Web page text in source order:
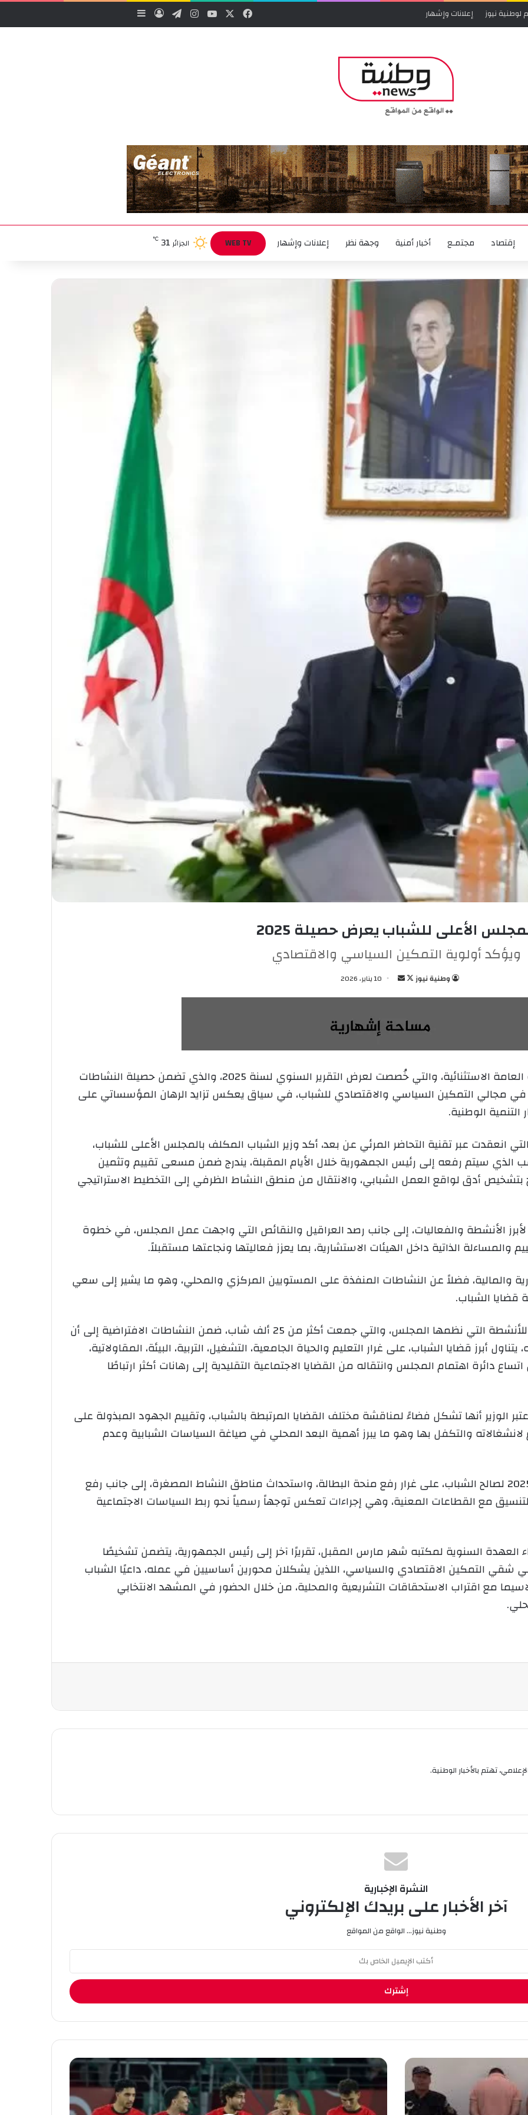
لوطنية نيوز إعلانات وإشهار فيسبوك ‫YouTubeانستقرامتيلقرامتسجيل الدخول
إقتصاد مجتمـع أخبار أمنية وجهة نظر إعلانات وإشهار WEB TV الجزائر 31
℃
الأعلى للشباب يعرض حصيلة 2025
ويؤكد أولوية التمكين السياسي والاقتصادي
وطنية نيوز
ت
ع
ع
ل
X
ب
ر
د
إ
ت
ر
و
10 يناير، 2026
نظم المجلس الأعلى للشباب، اليوم جمعيته العامة الاستثنائية، والتي خُصصت لعرض التقرير السنوي لسنة 2025، والذي تضمن حصيلة النشاطات
في مجالي التمكين السياسي والاقتصادي للشباب، في سياق يعكس تزايد الرهان المؤسساتي على
الوطنية.
انعقدت عبر تقنية التحاضر المرئي عن بعد، أكد وزير الشباب المكلف بالمجلس الأعلى للشباب،
الذي سيتم رفعه إلى رئيس الجمهورية خلال الأيام المقبلة، يندرج ضمن مسعى تقييم وتثمين
خلال سنة 2025، بما يسمح بتشخيص أدق لواقع العمل الشبابي، والانتقال من منطق النشاط الظرفي إلى التخطيط الاستراتيجي
لأبرز الأنشطة والفعاليات، إلى جانب رصد العراقيل والنقائص التي واجهت عمل المجلس، في خطوة
الذاتية داخل الهيئات الاستشارية، بما يعزز فعاليتها ونجاعتها مستقبلاً.
والمالية، فضلاً عن النشاطات المنفذة على المستويين المركزي والمحلي، وهو ما يشير إلى سعي
الشباب.
كما أشار حيداوي بعد أن أبرز “الحجم الكبير” للأنشطة التي نظمها المجلس، والتي جمعت أكثر من 25 ألف شاب، ضمن النشاطات الافتراضية إلى أن
أبرز قضايا الشباب، على غرار التعليم والحياة الجامعية، التشغيل، التربية، البيئة، المقاولاتية،
دائرة اهتمام المجلس وانتقاله من القضايا الاجتماعية التقليدية إلى رهانات أكثر ارتباطًا
الوزير أنها تشكل فضاءً لمناقشة مختلف القضايا المرتبطة بالشباب، وتقييم الجهود المبذولة على
والتكفل بها وهو ما يبرز أهمية البعد المحلي في صياغة السياسات الشبابية وعدم
أين ثمّن جملة القرارات المتخذة خلال سنة 2025 لصالح الشباب، على غرار رفع منحة البطالة، واستحداث مناطق النشاط المصغرة، إلى جانب رفع
مع القطاعات المعنية، وهي إجراءات تعكس توجهاً رسمياً نحو ربط السياسات الاجتماعية
السنوية لمكتبه شهر مارس المقبل، تقريرًا آخر إلى رئيس الجمهورية، يتضمن تشخيصًا
شقي التمكين الاقتصادي والسياسي، اللذين يشكلان محورين أساسيين في عمله، داعيًا الشباب
مع اقتراب الاستحقاقات التشريعية والمحلية، من خلال الحضور في المشهد الانتخابي
تهتم بالأخبار الوطنية.
النشرة الإخبارية
آخر الأخبار على بريدك الإلكتروني
وطنية نيوز... الواقع من المواقع
ا
ل
م